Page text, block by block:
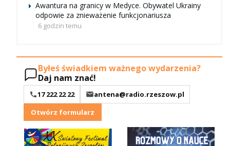
Awantura na granicy w Medyce. Obywatel Ukrainy
odpowie za znieważenie funkcjonariusza
6 godzin temu
Byłeś świadkiem ważnego wydarzenia?
Daj nam znać!
17 222 22 22
antena@radio.rzeszow.pl
Otwórz formularz